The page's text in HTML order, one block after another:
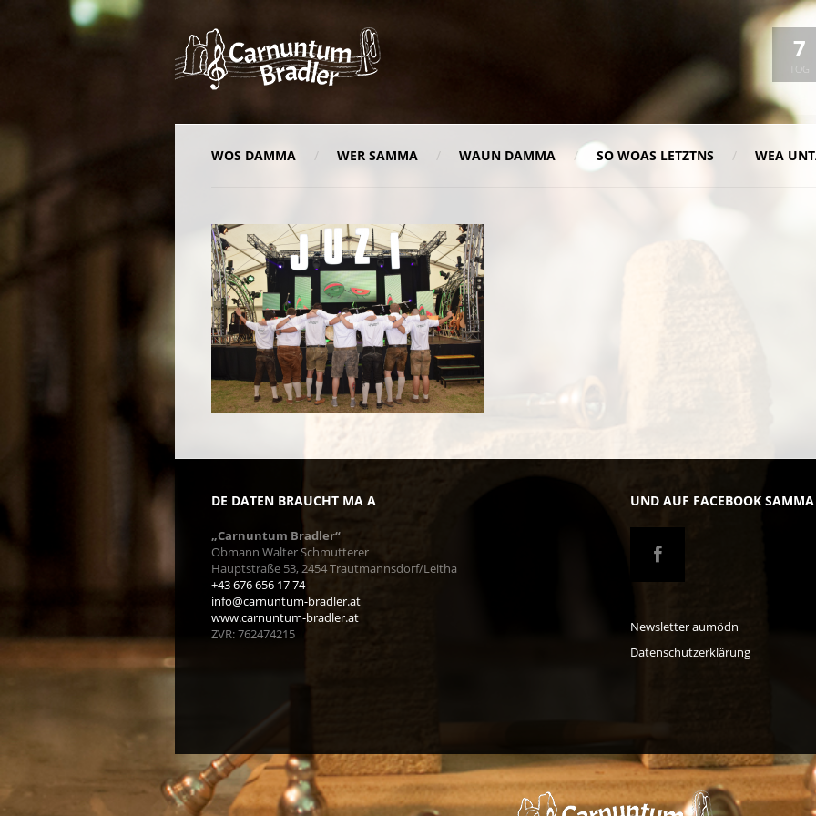
7
TOG
WOS DAMMA WER SAMMA WAUN DAMMA SO WOAS LETZTNS WEA
DE DATEN BRAUCHT MA A
„Carnuntum Bradler“
Obmann Walter Schmutterer
Hauptstraße 53, 2454 Trautmannsdorf/Leitha
+43 676 656 17 74
info@carnuntum-bradler.at
www.carnuntum-bradler.at
ZVR: 762474215
UND AUF FACEBOOK
Newsletter aumödn
Datenschutzerklärung